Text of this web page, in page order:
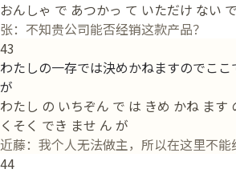
おんしゃ で あつかっ て いただけ ない
张：不知贵公司能否经销这款产品？
43
わたしの一存では決めかねますのでこ
が
わたし の いちぞん で は きめ かね ます
くそく でき ませ ん が
近藤：我个人无法做主，所以在这里不
44